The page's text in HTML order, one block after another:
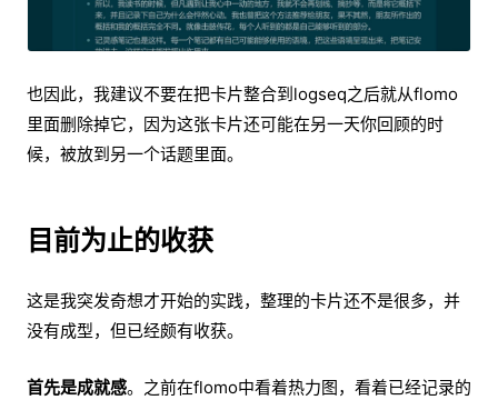
也因此，我建议不要在把卡片整合到logseq之后就从flomo
里面删除掉它，因为这张卡片还可能在另一天你回顾的时
候，被放到另一个话题里面。
目前为止的收获
这是我突发奇想才开始的实践，整理的卡片还不是很多，并
没有成型，但已经颇有收获。
首先是成就感。之前在flomo中看着热力图，看着已经记录的